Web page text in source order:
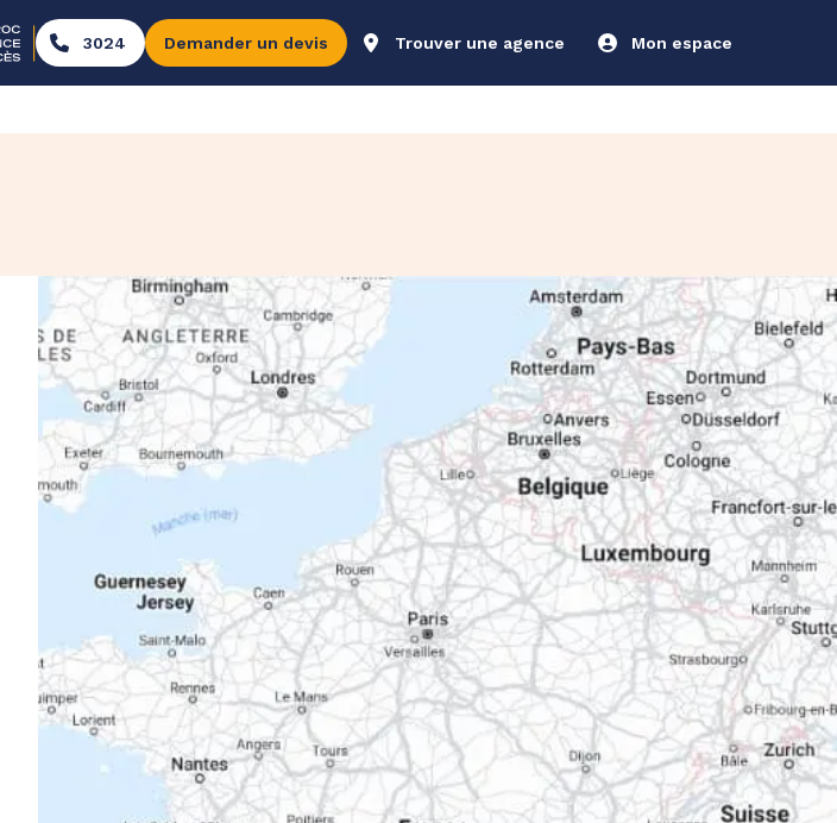
3024 Demander un devis Trouver une agence Mon espace